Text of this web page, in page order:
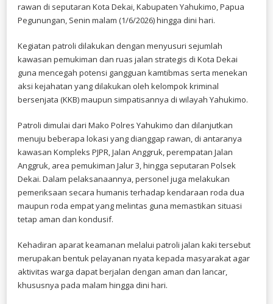
STABILITAS
KOTA
rawan di seputaran Kota Dekai, Kabupaten Yahukimo, Papua
Pegunungan, Senin malam (1/6/2026) hingga dini hari.
Kegiatan patroli dilakukan dengan menyusuri sejumlah
kawasan pemukiman dan ruas jalan strategis di Kota Dekai
guna mencegah potensi gangguan kamtibmas serta menekan
aksi kejahatan yang dilakukan oleh kelompok kriminal
bersenjata (KKB) maupun simpatisannya di wilayah Yahukimo.
Patroli dimulai dari Mako Polres Yahukimo dan dilanjutkan
menuju beberapa lokasi yang dianggap rawan, di antaranya
kawasan Kompleks PJPR, Jalan Anggruk, perempatan Jalan
Anggruk, area pemukiman Jalur 3, hingga seputaran Polsek
Dekai. Dalam pelaksanaannya, personel juga melakukan
pemeriksaan secara humanis terhadap kendaraan roda dua
maupun roda empat yang melintas guna memastikan situasi
tetap aman dan kondusif.
Kehadiran aparat keamanan melalui patroli jalan kaki tersebut
merupakan bentuk pelayanan nyata kepada masyarakat agar
aktivitas warga dapat berjalan dengan aman dan lancar,
khususnya pada malam hingga dini hari.